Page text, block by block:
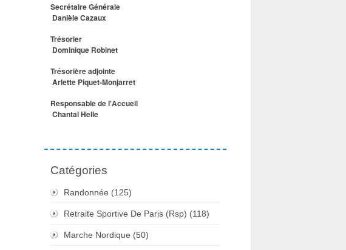
Secrétaire Générale
Danièle Cazaux
Trésorier
Dominique Robinet
Trésorière adjointe
Arlette Piquet-Monjarret
Responsable de l'Accueil
Chantal Helle
Catégories
Randonnée (125)
Retraite Sportive De Paris (Rsp) (118)
Marche Nordique (50)